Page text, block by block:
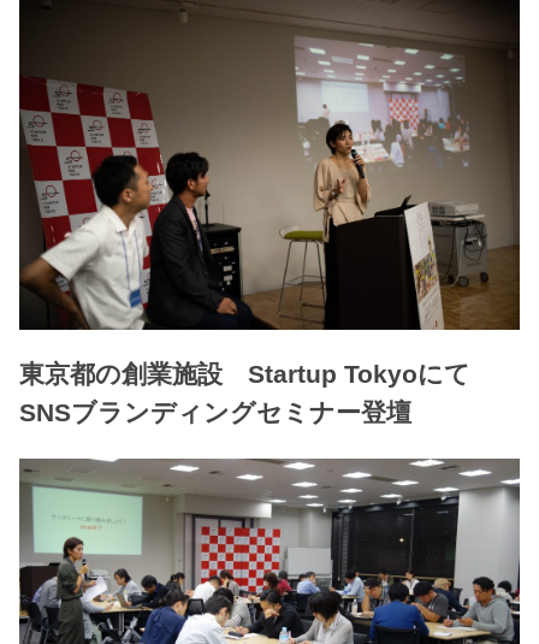
東京都の創業施設 Startup Tokyoにて
SNSブランディングセミナー登壇